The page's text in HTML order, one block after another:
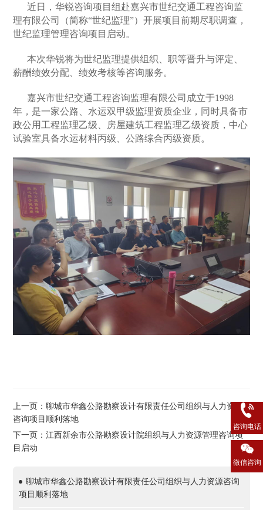
近日，华锐咨询项目组赴嘉兴市世纪交通工程咨询监
理有限公司（简称“世纪监理”）开展项目前期尽职调查，
世纪监理管理咨询项目启动。
本次华锐将为世纪监理提供组织、职等晋升与评定、
薪酬绩效分配、绩效考核等咨询服务。
嘉兴市世纪交通工程咨询监理有限公司成立于1998
年，是一家公路、水运双甲级监理资质企业，同时具备市
政公用工程监理乙级、房屋建筑工程监理乙级资质，中心
试验室具备水运材料丙级、公路综合丙级资质。
上一页：聊城市华鑫公路勘察设计有限责任公司组织与人力资源
咨询项目顺利落地
下一页：江西新余市公路勘察设计院组织与人力资源管理咨询项
目启动
聊城市华鑫公路勘察设计有限责任公司组织与人力资源咨询
项目顺利落地
咨询电话
微信咨询